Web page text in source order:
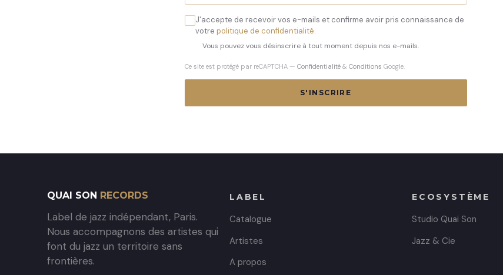
J'accepte de recevoir vos e-mails et confirme avoir pris connaissance de
votre politique de confidentialité.
Vous pouvez vous désinscrire à tout moment depuis nos e-mails.
Ce site est protégé par reCAPTCHA — Confidentialité& Conditions Google.
S'INSCRIRE
QUAI SON RECORDS
Label de jazz indépendant, Paris.
Nous accompagnons des artistes qui
font du jazz un territoire sans
frontières.
LABEL
Catalogue
Artistes
A propos
ECOSYSTÈME
Studio Quai Son
Jazz & Cie